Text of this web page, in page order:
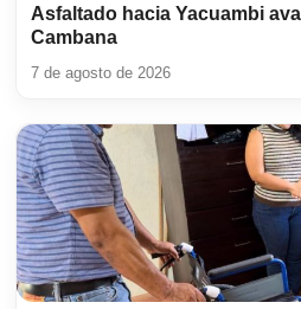
Asfaltado hacia Yacuambi
Cambana
7 de agosto de 2026